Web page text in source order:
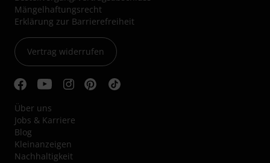
Mängelhaftungsrecht
Erklärung zur Barrierefreiheit
Vertrag widerrufen
Über uns
Jobs & Karriere
Blog
Kleinanzeigen
Nachhaltigkeit